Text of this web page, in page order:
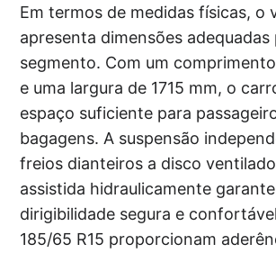
Em termos de medidas físicas, o
apresenta dimensões adequadas
segmento. Com um
e uma largura de 1715 mm, o
espaço suficiente para
bagagens. A suspensão
freios dianteiros a disco
assistida hidraulicamente
dirigibilidade segura e
185/65 R15 proporcionam